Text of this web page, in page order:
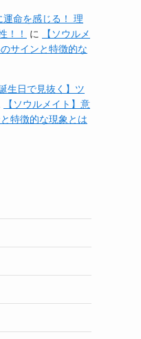
運命を感じる！ 理
！！
に
【ソウルメ
サインと特徴的な
生日で見抜く】ツ
【ソウルメイト】意
特徴的な現象とは